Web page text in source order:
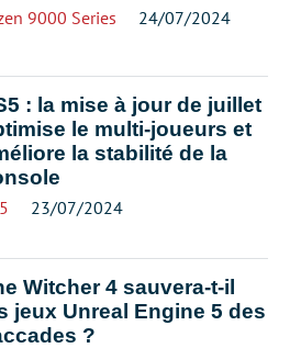
9000 Series 24/07/2024
: la mise à jour de juillet
le multi-joueurs et
la stabilité de la
23/07/2024
Witcher 4 sauvera-t-il
jeux Unreal Engine 5 des
?